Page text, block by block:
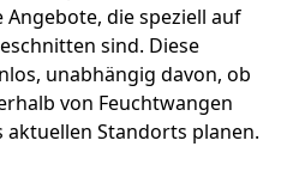
die speziell auf
sind. Diese
unabhängig davon, ob
von Feuchtwangen
Standorts planen.